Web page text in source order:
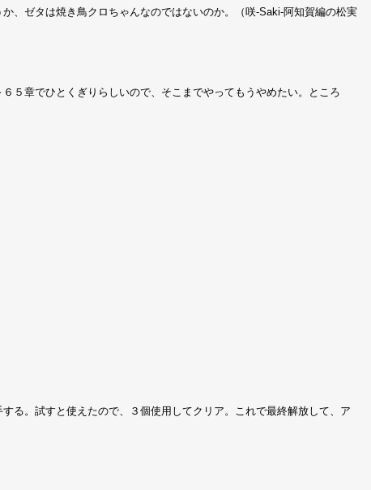
ゼタは焼き鳥クロちゃんなのではないのか。（咲-Saki-阿知賀編の松実
５章でひとくぎりらしいので、そこまでやってもうやめたい。ところ
る。試すと使えたので、３個使用してクリア。これで最終解放して、ア